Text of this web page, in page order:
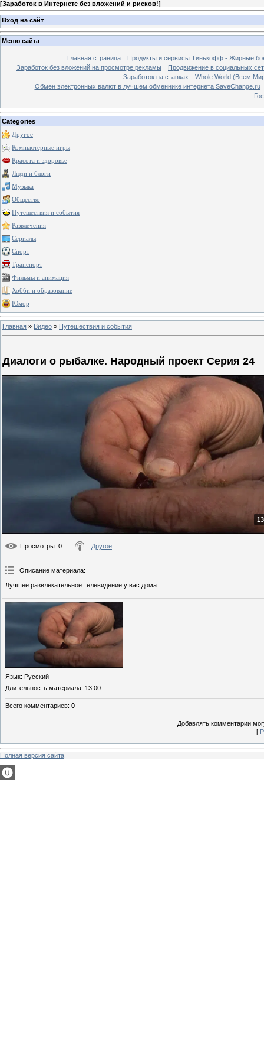
[Заработок в Интернете без вложений и рисков!]
Вход на сайт
Меню сайта
Главная страница
Продукты и сервисы Тинькофф - Жирные
Заработок без вложений на просмотре рекламы
Продвижение в социальных
Заработок на ставках
Whole World (Всем
Обмен электронных валют в лучшем обменнике интернета SaveChange.ru
Categories
Другое
Компьютерные игры
Красота и здоровье
Люди и блоги
Музыка
Общество
Путешествия и события
Развлечения
Сериалы
Спорт
Транспорт
Фильмы и анимация
Хобби и образование
Юмор
Главная » Видео » Путешествия и события
Диалоги о рыбалке. Народный проект Серия 24
Просмотры: 0 Другое
Описание материала:
Лучшее развлекательное телевидение у вас дома.
Язык: Русский
Длительность материала: 13:00
Всего комментариев: 0
Добавлять комментарии
[
Полная версия сайта